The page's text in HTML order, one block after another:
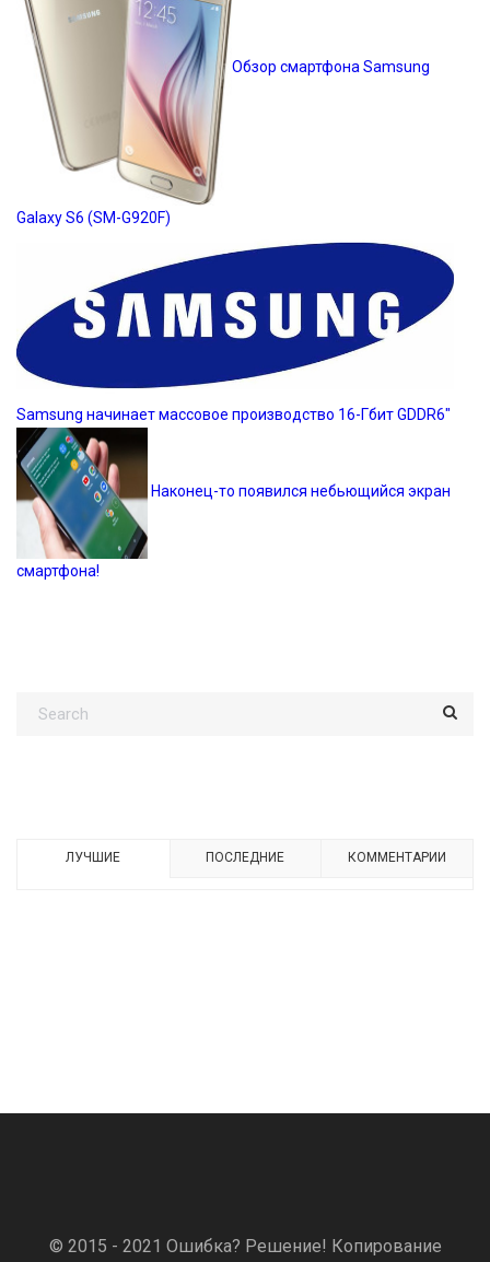
Обзор смартфона Samsung
Galaxy S6 (SM-G920F)
Samsung начинает массовое производство 16-Гбит GDDR6″
Наконец-то появился небьющийся экран
смартфона!
ЛУЧШИЕ ПОСЛЕДНИЕ КОММЕНТАРИИ
© 2015 - 2021 Ошибка? Решение! Копирование